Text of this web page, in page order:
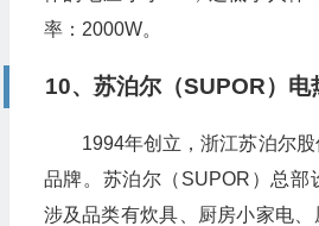
率：2000W。
10、苏泊尔（SUPOR）电
1994年创立，浙江苏泊尔
品牌。苏泊尔（SUPOR）总部
涉及品类有炊具、厨房小家电